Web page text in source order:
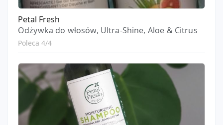
Petal Fresh
Odżywka do włosów, Ultra-Shine, Aloe & Citrus
Poleca 4/4